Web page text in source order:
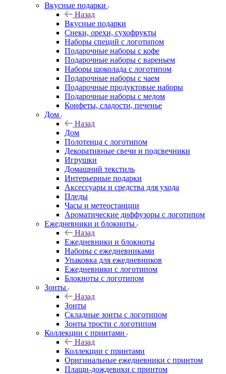
Вкусные подарки
Назад
Вкусные подарки
Снеки, орехи, сухофрукты
Наборы специй с логотипом
Подарочные наборы с кофе
Подарочные наборы с вареньем
Наборы шоколада с логотипом
Подарочные наборы с чаем
Подарочные продуктовые наборы
Подарочные наборы с медом
Конфеты, сладости, печенье
Дом
Назад
Дом
Полотенца с логотипом
Декоративные свечи и подсвечники
Игрушки
Домашний текстиль
Интерьерные подарки
Аксессуары и средства для ухода
Пледы
Часы и метеостанции
Ароматические диффузоры с логотипом
Ежедневники и блокноты
Назад
Ежедневники и блокноты
Наборы с ежедневниками
Упаковка для ежедневников
Ежедневники с логотипом
Блокноты с логотипом
Зонты
Назад
Зонты
Складные зонты с логотипом
Зонты трости с логотипом
Коллекции с принтами
Назад
Коллекции с принтами
Оригинальные ежедневники с принтом
Плащи-дождевики с принтом